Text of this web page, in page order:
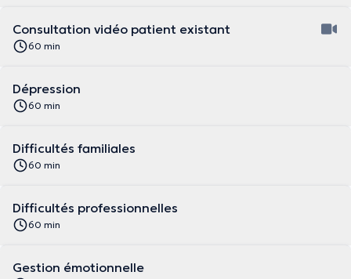
Consultation vidéo patient existant
60 min
Dépression
60 min
Difficultés familiales
60 min
Difficultés professionnelles
60 min
Gestion émotionnelle